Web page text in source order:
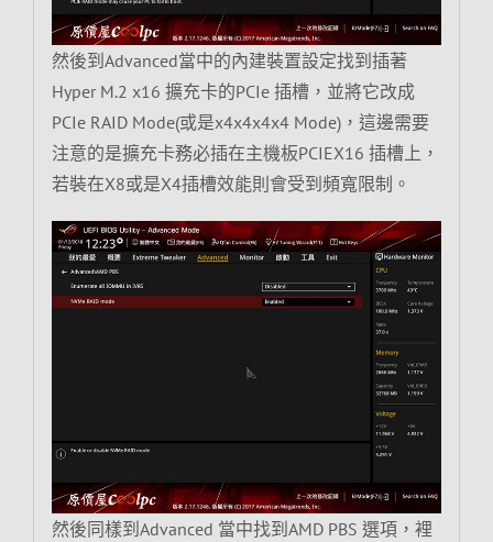
然後到Advanced當中的內建裝置設定找到插著
Hyper M.2 x16 擴充卡的PCIe 插槽，並將它改成
PCIe RAID Mode(或是x4x4x4x4 Mode)，這邊需要
注意的是擴充卡務必插在主機板PCIEX16 插槽上，
若裝在X8或是X4插槽效能則會受到頻寬限制。
然後同樣到Advanced 當中找到AMD PBS 選項，裡